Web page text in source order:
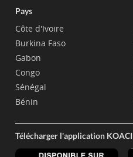
Pays
Côte d'Ivoire
Burkina Faso
Gabon
Congo
Sénégal
Bénin
Télécharger l'application KOACI